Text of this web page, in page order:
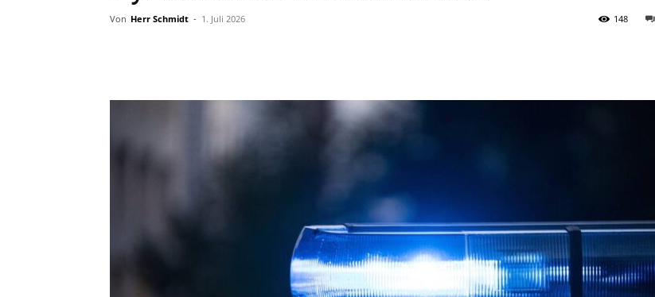
Von Herr Schmidt - 1. Juli 2026 148